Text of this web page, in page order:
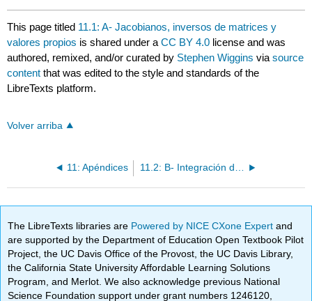
This page titled 11.1: A- Jacobianos, inversos de matrices y
valores propios is shared under aCC BY 4.0 license and was
authored, remixed, and/or curated by Stephen Wiggins viasource
content that was edited to the style and standards of the
LibreTexts platform.
Volver arriba
11: Apéndices 11.2: B- Integración de algunas ODEs lineales básicas
The LibreTexts libraries are Powered by NICE CXone Expertand
are supported by the Department of Education Open Textbook Pilot
Project, the UC Davis Office of the Provost, the UC Davis Library,
the California State University Affordable Learning Solutions
Program, and Merlot. We also acknowledge previous National
Science Foundation support under grant numbers 1246120,